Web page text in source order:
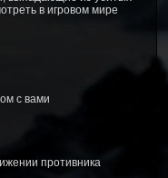
в игровом мире
с вами
противника